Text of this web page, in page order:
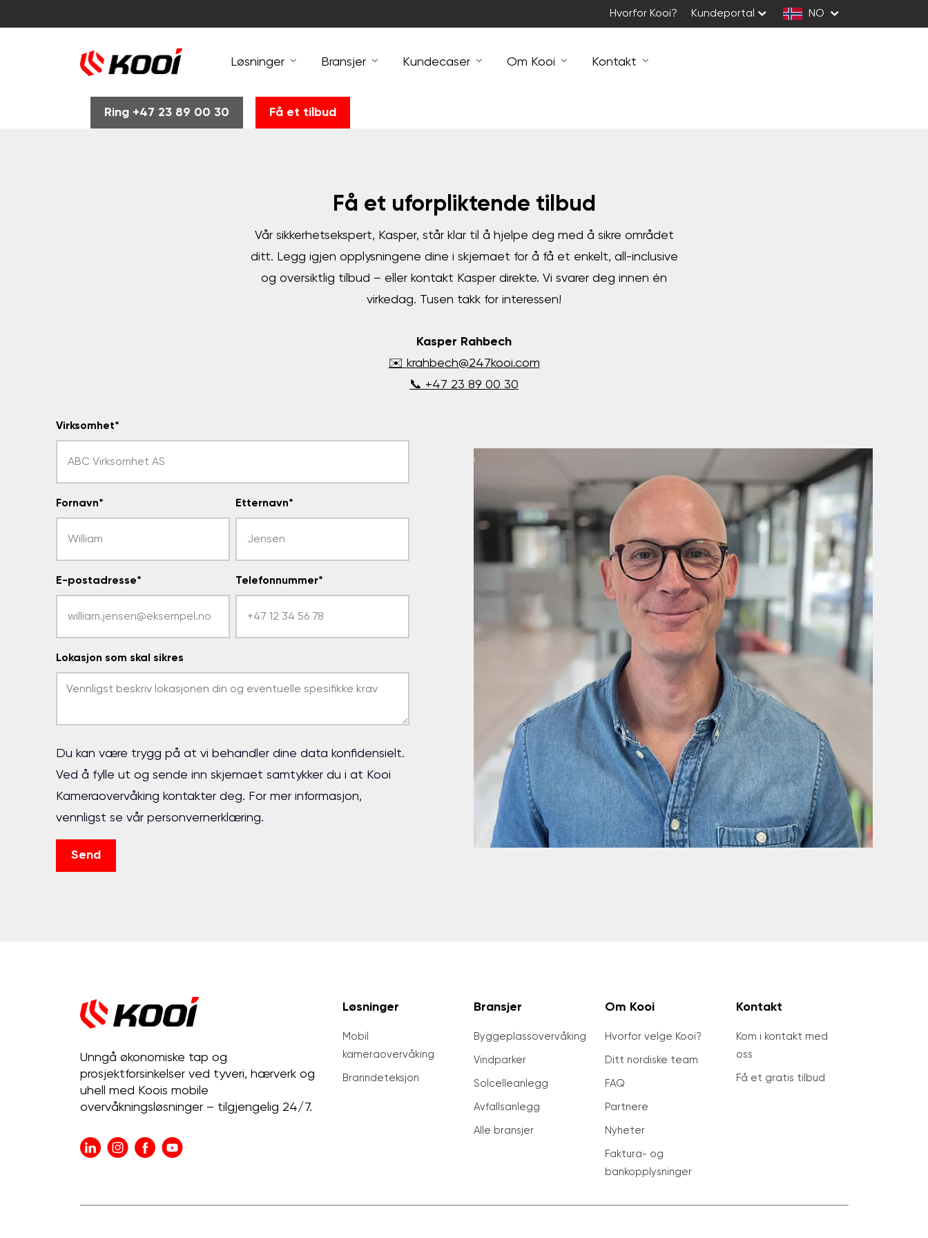
Hvorfor Kooi? Kundeportal NO
Ring +47 23 89 00 30 Få et tilbud
Løsninger Bransjer Kundecaser Om Kooi Kontakt
Få et uforpliktende tilbud
Vår sikkerhetsekspert, Kasper, står klar til å hjelpe deg med å sikre området
ditt. Legg igjen opplysningene dine i skjemaet for å få et enkelt, all-inclusive
og oversiktlig tilbud – eller kontakt Kasper direkte. Vi svarer deg innen én
virkedag. Tusen takk for interessen!
Kasper Rahbech
✉️ krahbech@247kooi.com
📞 +47 23 89 00 30
Virksomhet*
Fornavn* Etternavn*
E-postadresse* Telefonnummer*
Lokasjon som skal sikres
Du kan være trygg på at vi behandler dine data konfidensielt.
Ved å fylle ut og sende inn skjemaet samtykker du i at Kooi
Kameraovervåking kontakter deg. For mer informasjon,
vennligst se vår personvernerklæring.
Unngå økonomiske tap og
prosjektforsinkelser ved tyveri, hærverk og
uhell med Koois mobile
overvåkningsløsninger – tilgjengelig 24/7.
Løsninger
Mobil
kameraovervåking
Brann­deteksjon
Bransjer
Byggeplassovervåking
Vindparker
Solcelleanlegg
Avfallsanlegg
Alle bransjer
Om Kooi
Hvorfor velge Kooi?
Ditt nordiske team
FAQ
Partnere
Nyheter
Faktura- og
bankopplysninger
Kontakt
Kom i kontakt med
oss
Få et gratis tilbud